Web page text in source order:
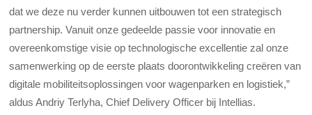
dat we deze nu verder kunnen uitbouwen tot een strategisch
partnership. Vanuit onze gedeelde passie voor innovatie en
overeenkomstige visie op technologische excellentie zal onze
samenwerking op de eerste plaats doorontwikkeling creëren van
digitale mobiliteitsoplossingen voor wagenparken en logistiek,”
aldus Andriy Terlyha, Chief Delivery Officer bij Intellias.